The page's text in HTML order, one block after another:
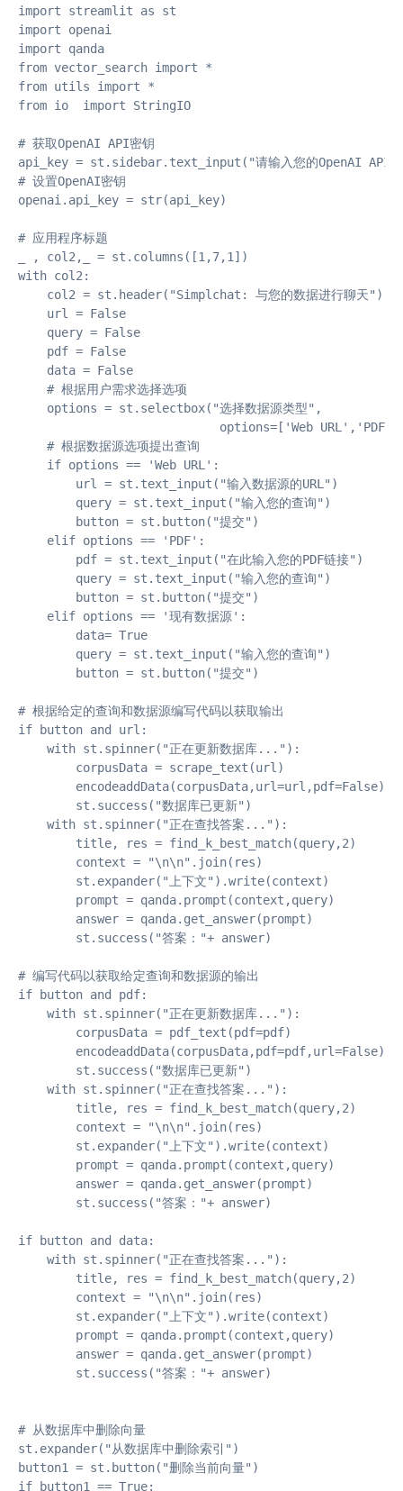
import streamlit as st
import openai
import qanda
from vector_search import *
from utils import *
from io  import StringIO
# 获取OpenAI API密钥
api_key = st.sidebar.text_input("请输入您的OpenAI API
# 设置OpenAI密钥
openai.api_key = str(api_key)
# 应用程序标题
_ , col2,_ = st.columns([1,7,1])
with col2:
    col2 = st.header("Simplchat: 与您的数据进行聊天")
    url = False
    query = False
    pdf = False
    data = False
    # 根据用户需求选择选项
    options = st.selectbox("选择数据源类型",
options=['Web
    # 根据数据源选项提出查询
    if options == 'Web URL':
        url = st.text_input("输入数据源的URL")
        query = st.text_input("输入您的查询")
        button = st.button("提交")
    elif options == 'PDF':
        pdf = st.text_input("在此输入您的PDF链接")
        query = st.text_input("输入您的查询")
        button = st.button("提交")
    elif options == '现有数据源':
        data= True
        query = st.text_input("输入您的查询")
        button = st.button("提交")
# 根据给定的查询和数据源编写代码以获取输出
if button and url:
    with st.spinner("正在更新数据库..."):
        corpusData = scrape_text(url)
        encodeaddData(corpusData,url=url,pdf=False)
        st.success("数据库已更新")
    with st.spinner("正在查找答案..."):
        title, res = find_k_best_match(query,2)
        context = "\n\n".join(res)
        st.expander("上下文").write(context)
        prompt = qanda.prompt(context,query)
        answer = qanda.get_answer(prompt)
        st.success("答案："+ answer)
# 编写代码以获取给定查询和数据源的输出
if button and pdf:
    with st.spinner("正在更新数据库..."):
        corpusData = pdf_text(pdf=pdf)
        encodeaddData(corpusData,pdf=pdf,url=False)
        st.success("数据库已更新")
    with st.spinner("正在查找答案..."):
        title, res = find_k_best_match(query,2)
        context = "\n\n".join(res)
        st.expander("上下文").write(context)
        prompt = qanda.prompt(context,query)
        answer = qanda.get_answer(prompt)
        st.success("答案："+ answer)
if button and data:
    with st.spinner("正在查找答案..."):
        title, res = find_k_best_match(query,2)
        context = "\n\n".join(res)
        st.expander("上下文").write(context)
        prompt = qanda.prompt(context,query)
        answer = qanda.get_answer(prompt)
        st.success("答案："+ answer)
# 从数据库中删除向量
st.expander("从数据库中删除索引")
button1 = st.button("删除当前向量")
if button1 == True: